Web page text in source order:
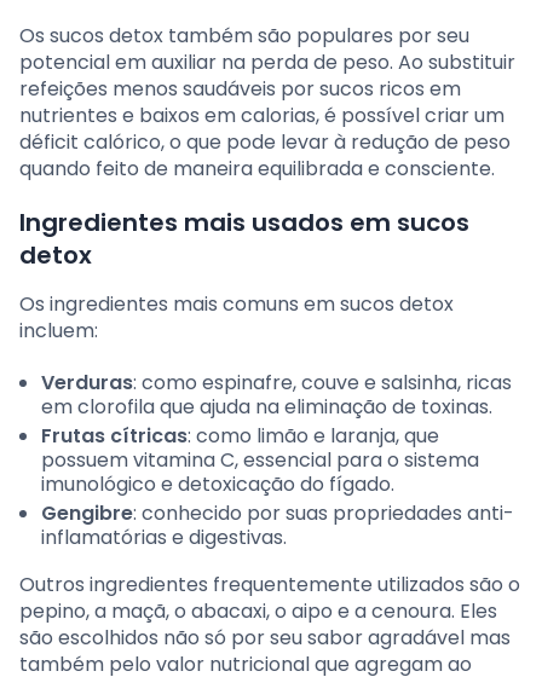
Os sucos detox também são populares por seu
potencial em auxiliar na perda de peso. Ao substituir
refeições menos saudáveis por sucos ricos em
nutrientes e baixos em calorias, é possível criar um
déficit calórico, o que pode levar à redução de peso
quando feito de maneira equilibrada e consciente.
Ingredientes mais usados em sucos
detox
Os ingredientes mais comuns em sucos detox
incluem:
Verduras: como espinafre, couve e salsinha, ricas
em clorofila que ajuda na eliminação de toxinas.
Frutas cítricas: como limão e laranja, que
possuem vitamina C, essencial para o sistema
imunológico e detoxicação do fígado.
Gengibre: conhecido por suas propriedades anti-
inflamatórias e digestivas.
Outros ingredientes frequentemente utilizados são o
pepino, a maçã, o abacaxi, o aipo e a cenoura. Eles
são escolhidos não só por seu sabor agradável mas
também pelo valor nutricional que agregam ao